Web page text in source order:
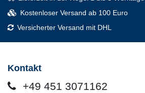
Kostenloser Versand ab 100 Euro
Versicherter Versand mit DHL
Kontakt
+49 451 3071162